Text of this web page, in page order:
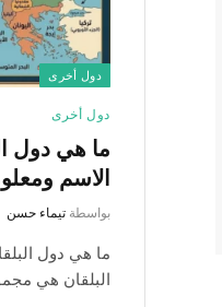
دول أخرى
دول أخرى
ما هي دول
الاسم
بواسطة تيماء حسن
ما هي دول
البلقان هي